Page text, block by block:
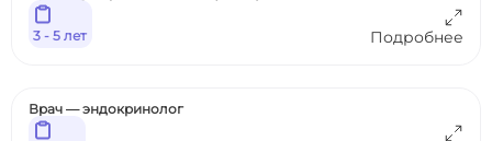
Подробнее
3 - 5 лет
Врач — эндокринолог